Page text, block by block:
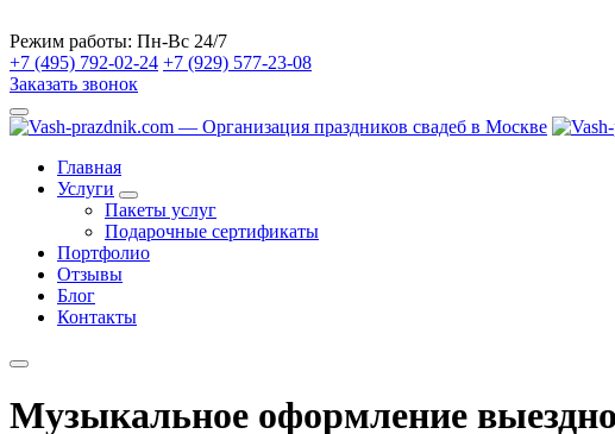
Режим работы: Пн-Вс 24/7
+7 (495) 792-02-24 +7 (929) 577-23-08
Заказать звонок
Главная
Услуги
Пакеты услуг
Подарочные сертификаты
Портфолио
Отзывы
Блог
Контакты
Музыкальное оформление